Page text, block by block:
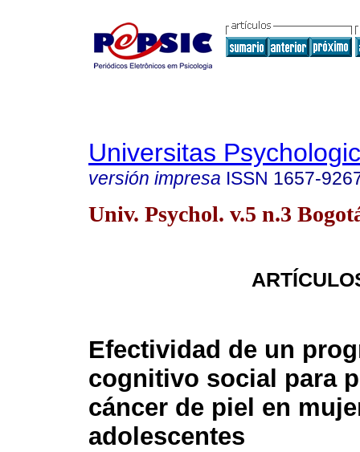
Universitas
versión impresa ISSN 1657-
Univ. Psychol. v.5 n.3
Efectividad de un
cognitivo social para
cáncer de piel en
adolescentes